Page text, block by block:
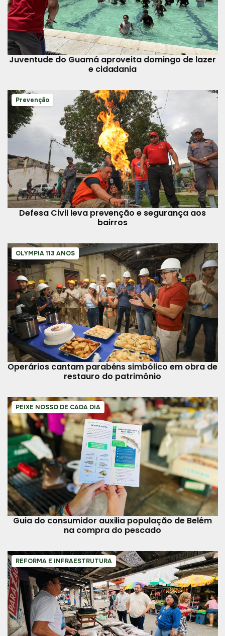
Juventude do Guamá aproveita domingo de lazer
e cidadania
Prevenção
Defesa Civil leva prevenção e segurança aos
bairros
OLYMPIA 113 ANOS
Operários cantam parabéns simbólico em obra de
restauro do patrimônio
PEIXE NOSSO DE CADA DIA
Guia do consumidor auxilia população de Belém
na compra do pescado
REFORMA E INFRAESTRUTURA